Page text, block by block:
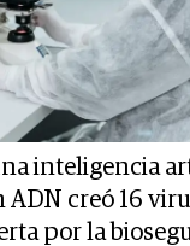
inteligencia
ADN creó 16
por la